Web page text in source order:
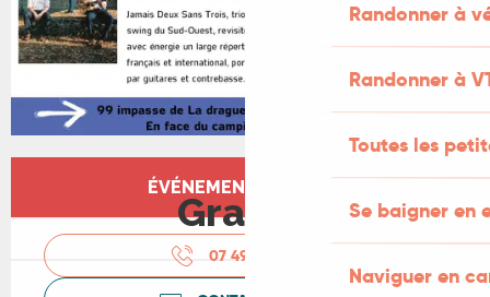
Randonner à
Randonner à
Toutes les
Se baigner en
Naviguer en
Ouverture et coordonnées
ÉVÉNEMENT TERMINÉ
Gratuit
07 49 57 39